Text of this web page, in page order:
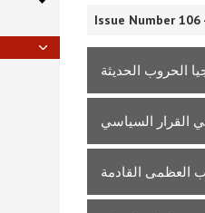
Issue Number
الحروب الحديثة
القرار السياسي
العظمى القادمة